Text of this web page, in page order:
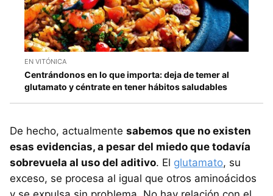
EN VITÓNICA
Centrándonos en lo que importa: deja de temer al
glutamato y céntrate en tener hábitos saludables
De hecho, actualmente sabemos que no existen
esas evidencias, a pesar del miedo que todavía
sobrevuela al uso del aditivo. El glutamato, su
exceso, se procesa al igual que otros aminoácidos